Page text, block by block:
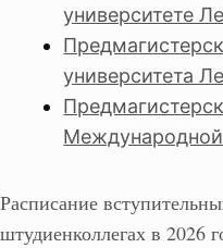
университете
университета
Расписание
штудиенколлегах в 2026